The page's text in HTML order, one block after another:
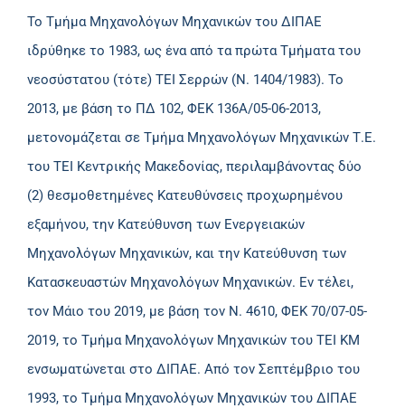
Το Τμήμα Μηχανολόγων Μηχανικών του ΔΙΠΑΕ
ιδρύθηκε το 1983, ως ένα από τα πρώτα Τμήματα του
νεοσύστατου (τότε) ΤΕΙ Σερρών (Ν. 1404/1983). Το
2013, με βάση το ΠΔ 102, ΦΕΚ 136Α/05-06-2013,
μετονομάζεται σε Τμήμα Μηχανολόγων Μηχανικών Τ.Ε.
του ΤΕΙ Κεντρικής Μακεδονίας, περιλαμβάνοντας δύο
(2) θεσμοθετημένες Κατευθύνσεις προχωρημένου
εξαμήνου, την Κατεύθυνση των Ενεργειακών
Μηχανολόγων Μηχανικών, και την Κατεύθυνση των
Κατασκευαστών Μηχανολόγων Μηχανικών. Εν τέλει,
τον Μάιο του 2019, με βάση τον Ν. 4610, ΦΕΚ 70/07-05-
2019, το Τμήμα Μηχανολόγων Μηχανικών του ΤΕΙ ΚΜ
ενσωματώνεται στο ΔΙΠΑΕ. Από τον Σεπτέμβριο του
1993, το Τμήμα Μηχανολόγων Μηχανικών του ΔΙΠΑΕ